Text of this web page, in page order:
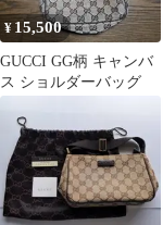
¥ 15,500
GUCCI GG柄 キャンバ
ス ショルダーバッグ